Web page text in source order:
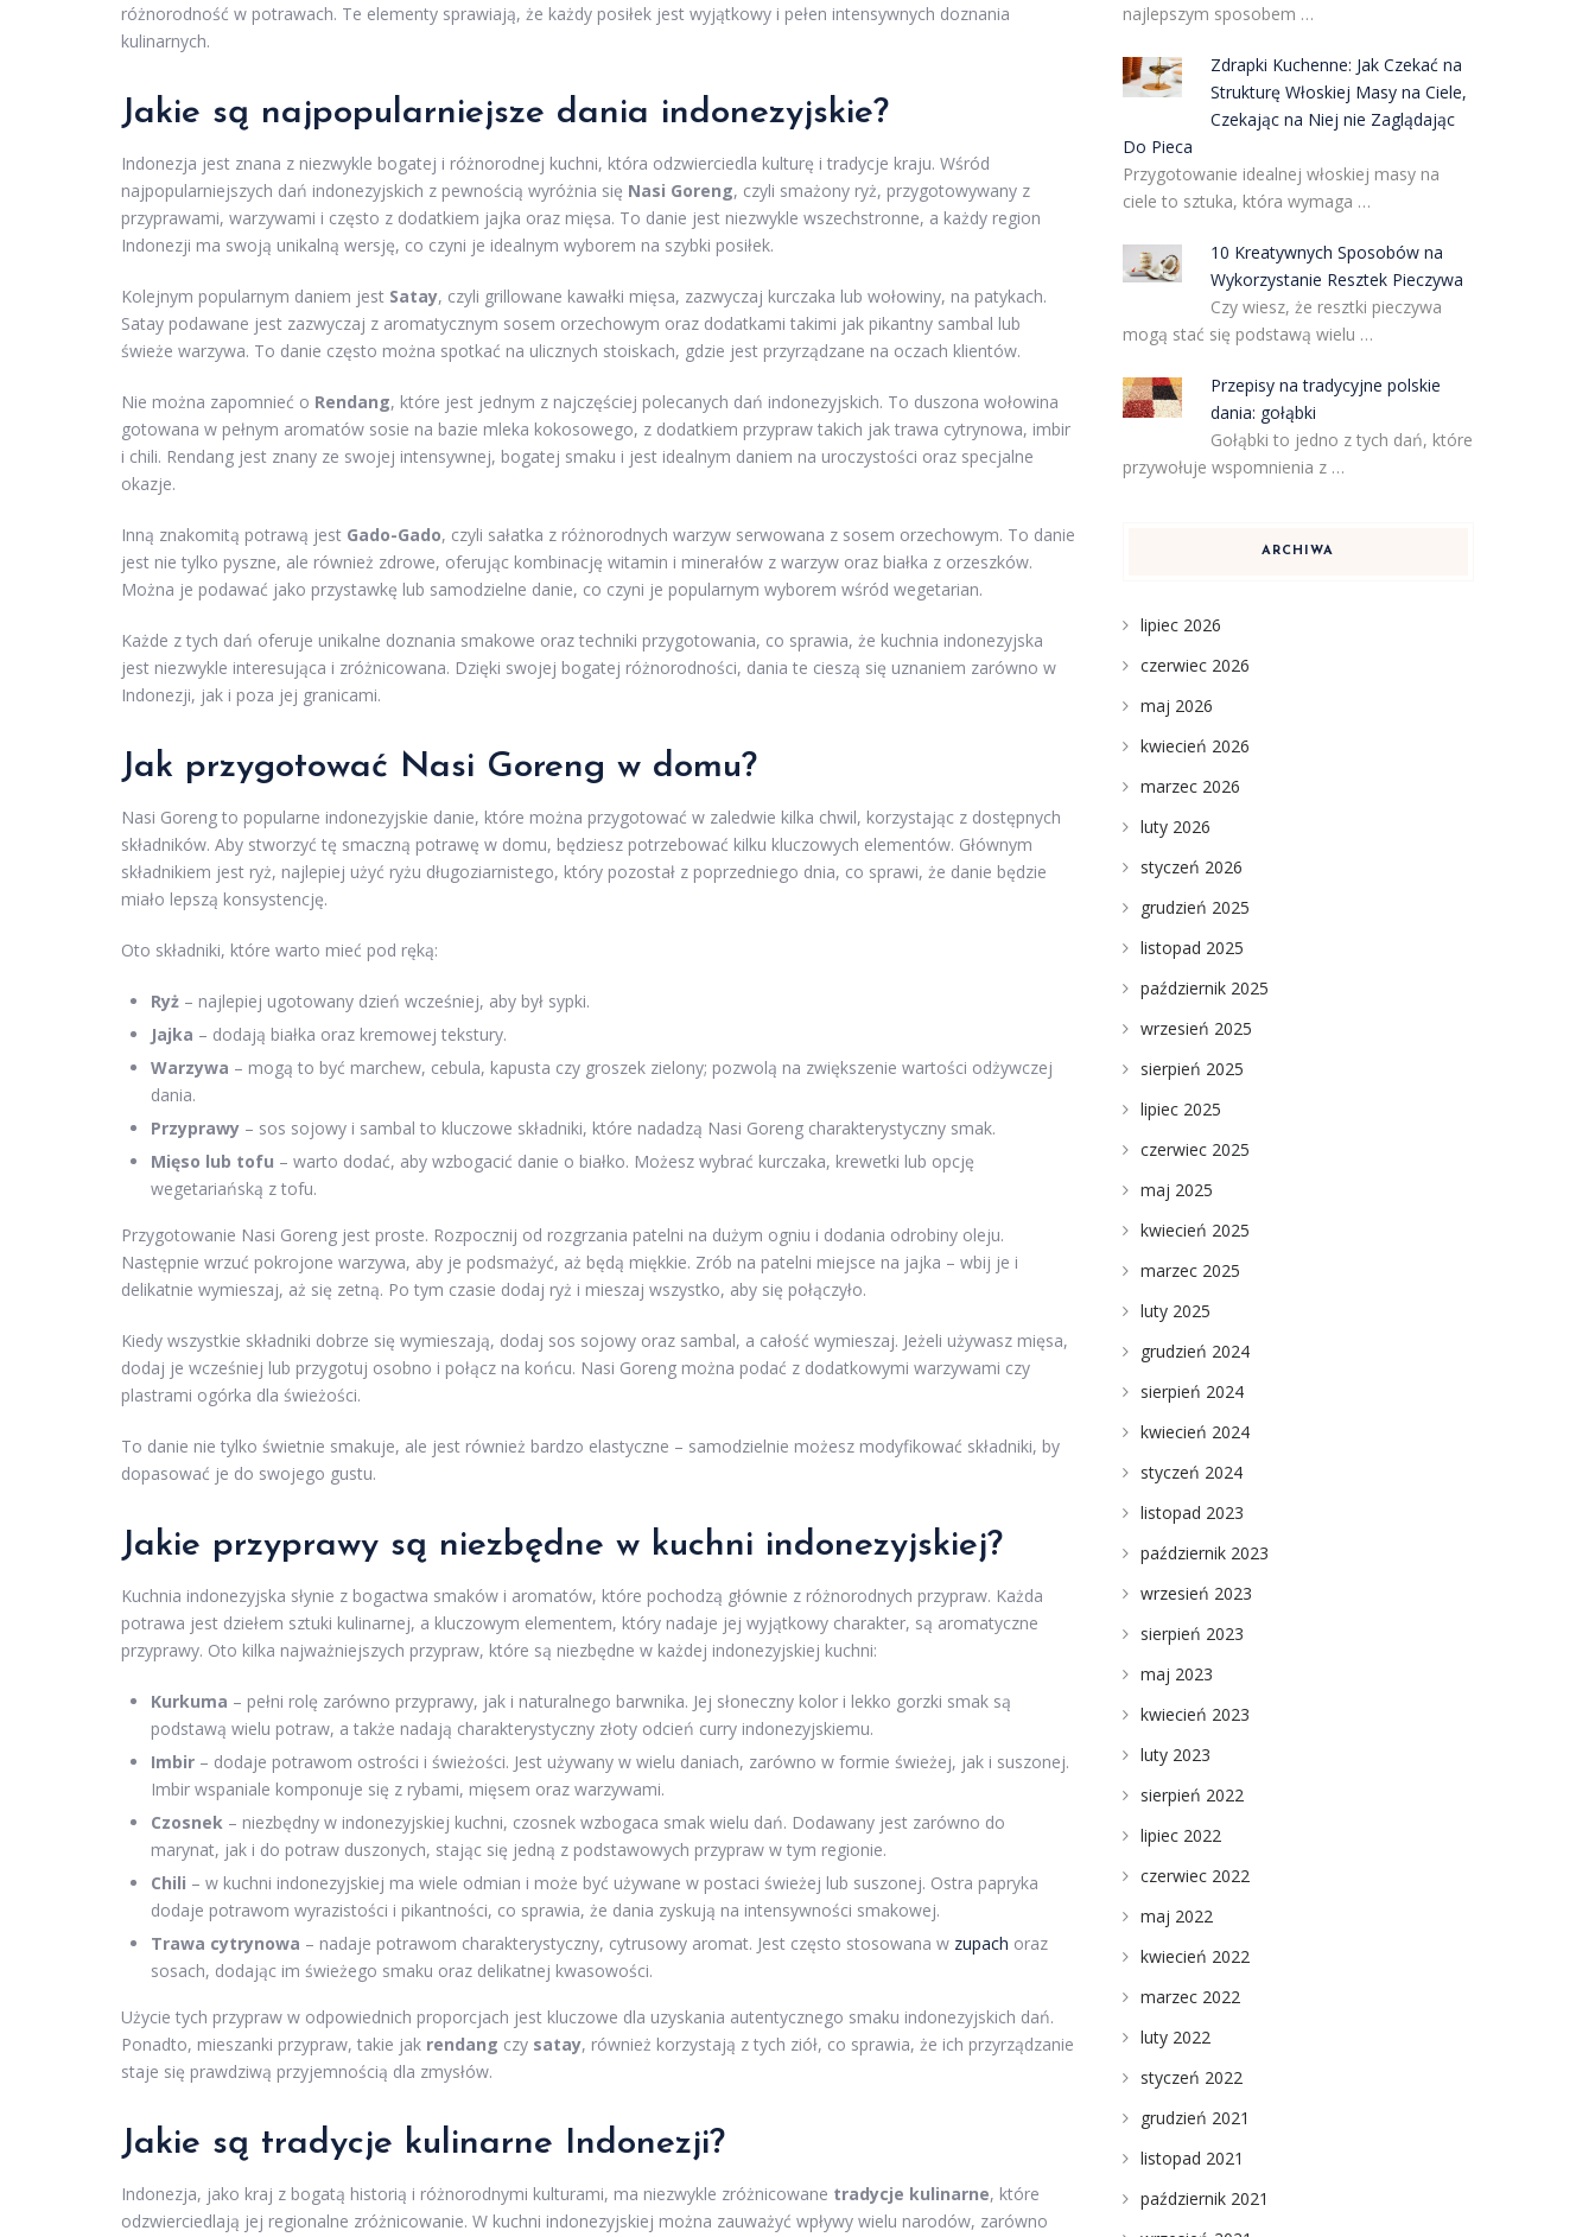
różnorodność w potrawach. Te elementy sprawiają, że każdy posiłek jest wyjątkowy i pełen intensywnych doznania
kulinarnych.
Jakie są najpopularniejsze dania indonezyjskie?
Indonezja jest znana z niezwykle bogatej i różnorodnej kuchni, która odzwierciedla kulturę i tradycje kraju. Wśród
najpopularniejszych dań indonezyjskich z pewnością wyróżnia się Nasi Goreng, czyli smażony ryż, przygotowywany z
przyprawami, warzywami i często z dodatkiem jajka oraz mięsa. To danie jest niezwykle wszechstronne, a każdy region
Indonezji ma swoją unikalną wersję, co czyni je idealnym wyborem na szybki posiłek.
Kolejnym popularnym daniem jest Satay, czyli grillowane kawałki mięsa, zazwyczaj kurczaka lub wołowiny, na patykach.
Satay podawane jest zazwyczaj z aromatycznym sosem orzechowym oraz dodatkami takimi jak pikantny sambal lub
świeże warzywa. To danie często można spotkać na ulicznych stoiskach, gdzie jest przyrządzane na oczach klientów.
Nie można zapomnieć o Rendang, które jest jednym z najczęściej polecanych dań indonezyjskich. To duszona wołowina
gotowana w pełnym aromatów sosie na bazie mleka kokosowego, z dodatkiem przypraw takich jak trawa cytrynowa, imbir
i chili. Rendang jest znany ze swojej intensywnej, bogatej smaku i jest idealnym daniem na uroczystości oraz specjalne
okazje.
Inną znakomitą potrawą jest Gado-Gado, czyli sałatka z różnorodnych warzyw serwowana z sosem orzechowym. To danie
jest nie tylko pyszne, ale również zdrowe, oferując kombinację witamin i minerałów z warzyw oraz białka z orzeszków.
Można je podawać jako przystawkę lub samodzielne danie, co czyni je popularnym wyborem wśród wegetarian.
Każde z tych dań oferuje unikalne doznania smakowe oraz techniki przygotowania, co sprawia, że kuchnia indonezyjska
jest niezwykle interesująca i zróżnicowana. Dzięki swojej bogatej różnorodności, dania te cieszą się uznaniem zarówno w
Indonezji, jak i poza jej granicami.
Jak przygotować Nasi Goreng w domu?
Nasi Goreng to popularne indonezyjskie danie, które można przygotować w zaledwie kilka chwil, korzystając z dostępnych
składników. Aby stworzyć tę smaczną potrawę w domu, będziesz potrzebować kilku kluczowych elementów. Głównym
składnikiem jest ryż, najlepiej użyć ryżu długoziarnistego, który pozostał z poprzedniego dnia, co sprawi, że danie będzie
miało lepszą konsystencję.
Oto składniki, które warto mieć pod ręką:
Ryż – najlepiej ugotowany dzień wcześniej, aby był sypki.
Jajka – dodają białka oraz kremowej tekstury.
Warzywa – mogą to być marchew, cebula, kapusta czy groszek zielony; pozwolą na zwiększenie wartości odżywczej
dania.
Przyprawy – sos sojowy i sambal to kluczowe składniki, które nadadzą Nasi Goreng charakterystyczny smak.
Mięso lub tofu – warto dodać, aby wzbogacić danie o białko. Możesz wybrać kurczaka, krewetki lub opcję
wegetariańską z tofu.
Przygotowanie Nasi Goreng jest proste. Rozpocznij od rozgrzania patelni na dużym ogniu i dodania odrobiny oleju.
Następnie wrzuć pokrojone warzywa, aby je podsmażyć, aż będą miękkie. Zrób na patelni miejsce na jajka – wbij je i
delikatnie wymieszaj, aż się zetną. Po tym czasie dodaj ryż i mieszaj wszystko, aby się połączyło.
Kiedy wszystkie składniki dobrze się wymieszają, dodaj sos sojowy oraz sambal, a całość wymieszaj. Jeżeli używasz mięsa,
dodaj je wcześniej lub przygotuj osobno i połącz na końcu. Nasi Goreng można podać z dodatkowymi warzywami czy
plastrami ogórka dla świeżości.
To danie nie tylko świetnie smakuje, ale jest również bardzo elastyczne – samodzielnie możesz modyfikować składniki, by
dopasować je do swojego gustu.
Jakie przyprawy są niezbędne w kuchni indonezyjskiej?
Kuchnia indonezyjska słynie z bogactwa smaków i aromatów, które pochodzą głównie z różnorodnych przypraw. Każda
potrawa jest dziełem sztuki kulinarnej, a kluczowym elementem, który nadaje jej wyjątkowy charakter, są aromatyczne
przyprawy. Oto kilka najważniejszych przypraw, które są niezbędne w każdej indonezyjskiej kuchni:
Kurkuma – pełni rolę zarówno przyprawy, jak i naturalnego barwnika. Jej słoneczny kolor i lekko gorzki smak są
podstawą wielu potraw, a także nadają charakterystyczny złoty odcień curry indonezyjskiemu.
Imbir – dodaje potrawom ostrości i świeżości. Jest używany w wielu daniach, zarówno w formie świeżej, jak i suszonej.
Imbir wspaniale komponuje się z rybami, mięsem oraz warzywami.
Czosnek – niezbędny w indonezyjskiej kuchni, czosnek wzbogaca smak wielu dań. Dodawany jest zarówno do
marynat, jak i do potraw duszonych, stając się jedną z podstawowych przypraw w tym regionie.
Chili – w kuchni indonezyjskiej ma wiele odmian i może być używane w postaci świeżej lub suszonej. Ostra papryka
dodaje potrawom wyrazistości i pikantności, co sprawia, że dania zyskują na intensywności smakowej.
Trawa cytrynowa – nadaje potrawom charakterystyczny, cytrusowy aromat. Jest często stosowana w zupach oraz
sosach, dodając im świeżego smaku oraz delikatnej kwasowości.
Użycie tych przypraw w odpowiednich proporcjach jest kluczowe dla uzyskania autentycznego smaku indonezyjskich dań.
Ponadto, mieszanki przypraw, takie jak rendang czy satay, również korzystają z tych ziół, co sprawia, że ich przyrządzanie
staje się prawdziwą przyjemnością dla zmysłów.
Jakie są tradycje kulinarne Indonezji?
Indonezja, jako kraj z bogatą historią i różnorodnymi kulturami, ma niezwykle zróżnicowane tradycje kulinarne, które
odzwierciedlają jej regionalne zróżnicowanie. W kuchni indonezyjskiej można zauważyć wpływy wielu narodów, zarówno
najlepszym sposobem …
Zdrapki Kuchenne: Jak Czekać na
Strukturę Włoskiej Masy na Ciele,
Czekając na Niej nie Zaglądając
Do Pieca
Przygotowanie idealnej włoskiej masy na
ciele to sztuka, która wymaga …
10 Kreatywnych Sposobów na
Wykorzystanie Resztek Pieczywa
Czy wiesz, że resztki pieczywa
mogą stać się podstawą wielu …
Przepisy na tradycyjne polskie
dania: gołąbki
Gołąbki to jedno z tych dań, które
przywołuje wspomnienia z …
ARCHIWA
lipiec 2026
czerwiec 2026
maj 2026
kwiecień 2026
marzec 2026
luty 2026
styczeń 2026
grudzień 2025
listopad 2025
październik 2025
wrzesień 2025
sierpień 2025
lipiec 2025
czerwiec 2025
maj 2025
kwiecień 2025
marzec 2025
luty 2025
grudzień 2024
sierpień 2024
kwiecień 2024
styczeń 2024
listopad 2023
październik 2023
wrzesień 2023
sierpień 2023
maj 2023
kwiecień 2023
luty 2023
sierpień 2022
lipiec 2022
czerwiec 2022
maj 2022
kwiecień 2022
marzec 2022
luty 2022
styczeń 2022
grudzień 2021
listopad 2021
październik 2021